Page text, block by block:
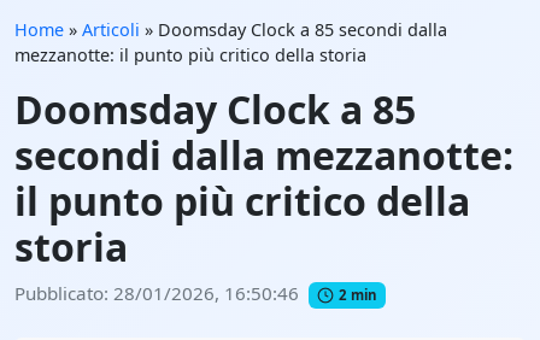
Home » Articoli » Doomsday Clock a 85 secondi dalla
mezzanotte: il punto più critico della storia
Doomsday Clock a 85
secondi dalla mezzanotte:
il punto più critico della
storia
Pubblicato: 28/01/2026, 16:50:46 2 min